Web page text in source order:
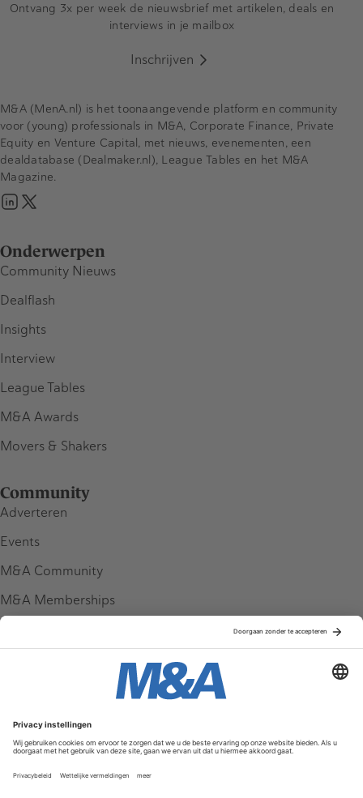
Ontvang 3x per week de nieuwsbrief met artikelen, deals en
interviews in je mailbox
Inschrijven
Onderwerpen
Community Nieuws
Dealflash
Insights
Interview
League Tables
M&A Awards
Movers & Shakers
Community
Adverteren
Events
M&A Community
M&A Memberships
Service & Contact
Contact
FAQ
M&A (MenA.nl) is het toonaangevende platform en community
voor (young) professionals in M&A, Corporate Finance, Private
Equity en Venture Capital, met nieuws, evenementen, een
dealdatabase (Dealmaker.nl), League Tables en het M&A
Magazine.